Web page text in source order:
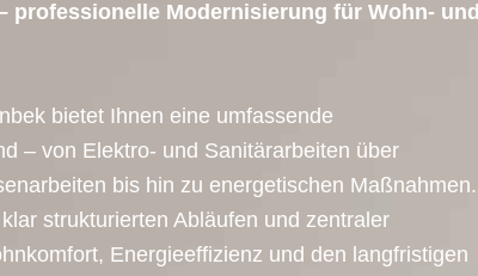
professionelle Modernisierung für Wohn- und
bietet Ihnen eine umfassende
– von Elektro- und Sanitärarbeiten über
bis hin zu energetischen Maßnahmen.
strukturierten Abläufen und zentraler
Energieeffizienz und den langfristigen